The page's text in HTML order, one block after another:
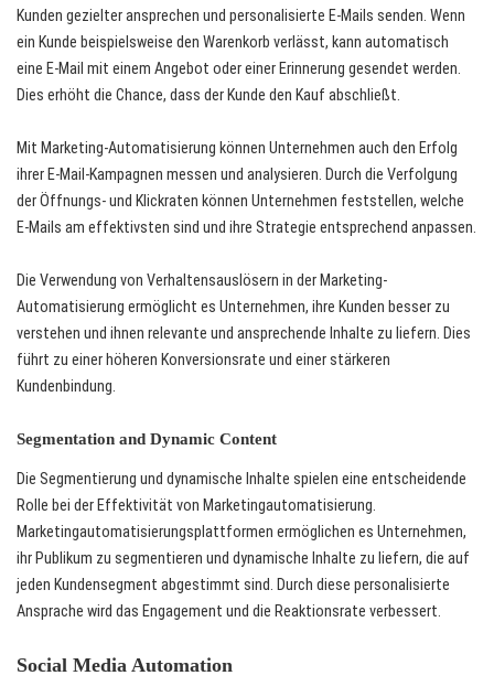
Kunden gezielter ansprechen und personalisierte E-Mails senden. Wenn
ein Kunde beispielsweise den Warenkorb verlässt, kann automatisch
eine E-Mail mit einem Angebot oder einer Erinnerung gesendet werden.
Dies erhöht die Chance, dass der Kunde den Kauf abschließt.
Mit Marketing-Automatisierung können Unternehmen auch den Erfolg
ihrer E-Mail-Kampagnen messen und analysieren. Durch die Verfolgung
der Öffnungs- und Klickraten können Unternehmen feststellen, welche
E-Mails am effektivsten sind und ihre Strategie entsprechend anpassen.
Die Verwendung von Verhaltensauslösern in der Marketing-
Automatisierung ermöglicht es Unternehmen, ihre Kunden besser zu
verstehen und ihnen relevante und ansprechende Inhalte zu liefern. Dies
führt zu einer höheren Konversionsrate und einer stärkeren
Kundenbindung.
Segmentation and Dynamic Content
Die Segmentierung und dynamische Inhalte spielen eine entscheidende
Rolle bei der Effektivität von Marketingautomatisierung.
Marketingautomatisierungsplattformen ermöglichen es Unternehmen,
ihr Publikum zu segmentieren und dynamische Inhalte zu liefern, die auf
jeden Kundensegment abgestimmt sind. Durch diese personalisierte
Ansprache wird das Engagement und die Reaktionsrate verbessert.
Social Media Automation